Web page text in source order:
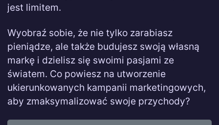
jest limitem.
Wyobraź sobie, że nie tylko zarabiasz
pieniądze, ale także budujesz swoją własną
markę i dzielisz się swoimi pasjami ze
światem. Co powiesz na utworzenie
ukierunkowanych kampanii marketingowych,
aby zmaksymalizować swoje przychody?